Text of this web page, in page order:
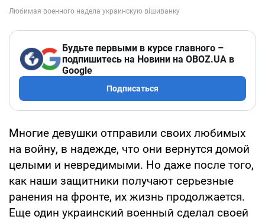
Будьте первыми в курсе главного –
подпишитесь на Новини на OBOZ.UA в
Google
Подписаться
Многие девушки отправили своих любимых
на войну, в надежде, что они вернутся домой
целыми и невредимыми. Но даже после того,
как наши защитники получают серьезные
ранения на фронте, их жизнь продолжается.
Еще один украинский военный сделал своей